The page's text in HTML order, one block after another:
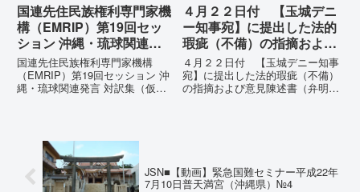
国連先住民族権利専門家機
構（EMRIP）第19回セッ
ション 沖縄・琉球関連発
言 対訳集（仮訳）
国連先住民族権利専門家機構
（EMRIP）第19回セッション 沖
縄・琉球関連発言 対訳集（仮
定、PFAS（有機フッ素化合物）
問題、米軍基地、伝統文化（...
４月２２日付 【玉城デニ
ー知事宛】に提出した法的
瑕疵（不備）の指摘および
意見陳述書（弁明書）提出
の留保の通告
４月２２日付 【玉城デニー知事
宛】に提出した法的瑕疵（不備）
の指摘および意見陳述書（弁明
す...
JSN■【動画】緊急国難セミナー平成22年
7月10日普天満宮（沖縄県）№4